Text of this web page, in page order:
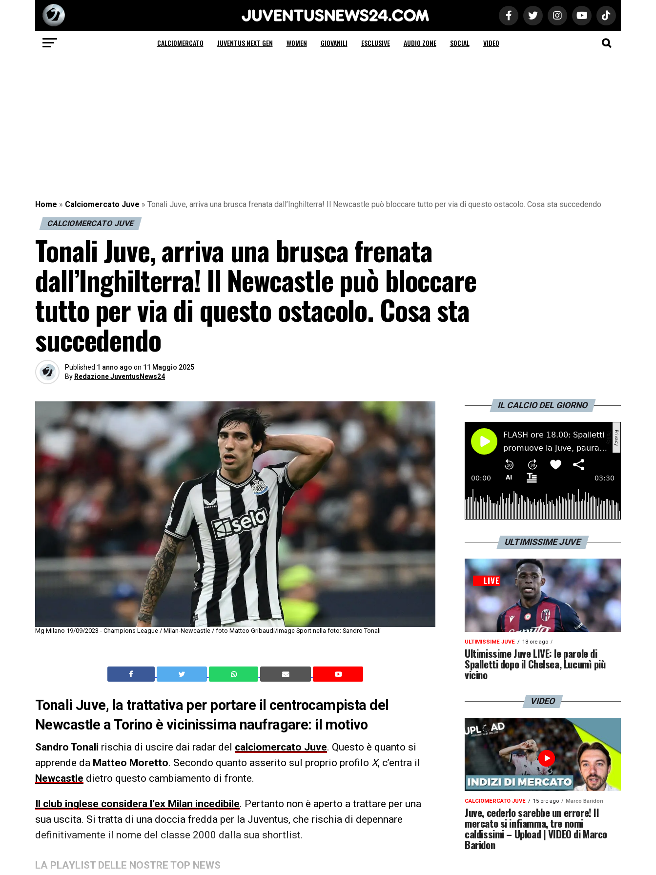
Juventus News 24
CALCIOMERCATO JUVENTUS NEXT GEN WOMEN GIOVANILI ESCLUSIVE AUDIO ZONE SOCIAL VIDEO
Home » Calciomercato Juve » Tonali Juve, arriva una brusca frenata dall’Inghilterra! Il Newcastle può bloccare tutto per via di questo ostacolo. Cosa sta succedendo
CALCIOMERCATO JUVE
Tonali Juve, arriva una brusca frenata
dall’Inghilterra! Il Newcastle può bloccare
tutto per via di questo ostacolo. Cosa sta
succedendo
Published 1 anno ago on 11 Maggio 2025
By Redazione JuventusNews24
Mg Milano 19/09/2023 - Champions League / Milan-Newcastle / foto Matteo Gribaudi/Image Sport nella foto: Sandro Tonali
Tonali Juve, la trattativa per portare il centrocampista del
Newcastle a Torino è vicinissima naufragare: il motivo
Sandro Tonali rischia di uscire dai radar del calciomercato Juve. Questo è quanto si
apprende da Matteo Moretto. Secondo quanto asserito sul proprio profilo X, c’entra il
Newcastle dietro questo cambiamento di fronte.
Il club inglese considera l’ex Milan incedibile. Pertanto non è aperto a trattare per una
sua uscita. Si tratta di una doccia fredda per la Juventus, che rischia di depennare
definitivamente il nome del classe 2000 dalla sua shortlist.
LA PLAYLIST DELLE NOSTRE TOP NEWS
IL CALCIO DEL GIORNO
ULTIMISSIME JUVE
ULTIMISSIME JUVE 18 ore ago
Ultimissime Juve LIVE: le parole di
Spalletti dopo il Chelsea, Lucumì più
vicino
VIDEO
CALCIOMERCATO JUVE 15 ore ago Marco Baridon
Juve, cederlo sarebbe un errore! Il
mercato si infiamma, tre nomi
caldissimi – Upload | VIDEO di Marco
Baridon